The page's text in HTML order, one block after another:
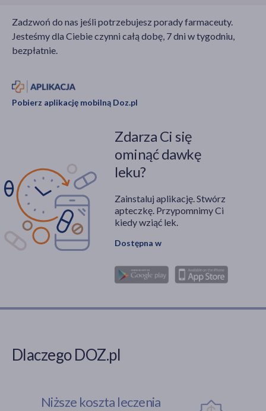
Zadzwoń do nas jeśli potrzebujesz porady farmaceuty.
Jesteśmy dla Ciebie czynni całą dobę, 7 dni w tygodniu,
bezpłatnie.
Pobierz aplikację mobilną Doz.pl
Zdarza Ci się
ominąć dawkę
leku?
Zainstaluj aplikację. Stwórz
apteczkę. Przypomnimy Ci
kiedy wziąć lek.
Dostępna w
Dlaczego DOZ.pl
Niższe koszta leczenia